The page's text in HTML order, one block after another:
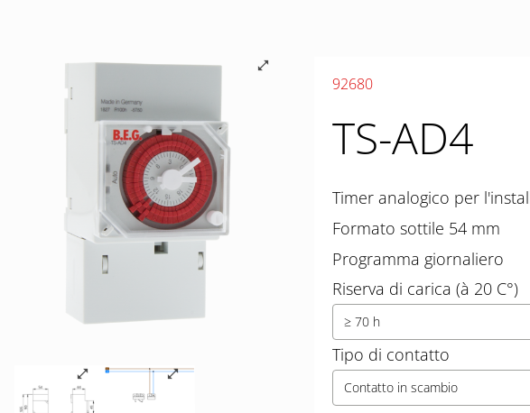
92680
TS-AD4
Timer analogico per
Formato sottile 54 mm
Programma giornaliero
Riserva di carica (à 20 C°)
≥ 70 h
Tipo di contatto
Contatto in scambio